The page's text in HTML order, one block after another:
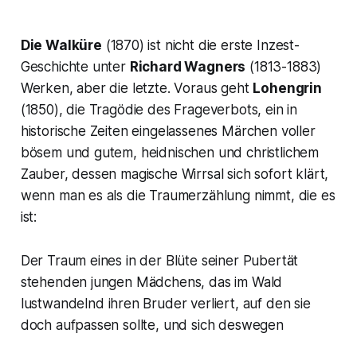
Die Walküre (1870) ist nicht die erste Inzest-
Geschichte unter Richard Wagners (1813-1883)
Werken, aber die letzte. Voraus geht Lohengrin
(1850), die Tragödie des Frageverbots, ein in
historische Zeiten eingelassenes Märchen voller
bösem und gutem, heidnischen und christlichem
Zauber, dessen magische Wirrsal sich sofort klärt,
wenn man es als die Traumerzählung nimmt, die es
ist:
Der Traum eines in der Blüte seiner Pubertät
stehenden jungen Mädchens, das im Wald
lustwandelnd ihren Bruder verliert, auf den sie
doch aufpassen sollte, und sich deswegen